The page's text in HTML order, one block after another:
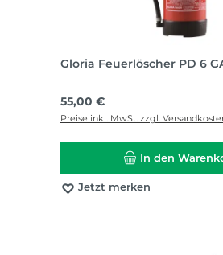
Gloria Feuerlöscher PD 6
Regulärer Preis:
55,00 €
Preise inkl. MwSt. zzgl.
In den
Jetzt merken